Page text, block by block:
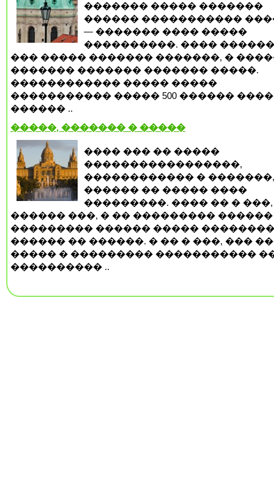
������� ����� �������
������ �����������
— ������� ���� �����
����������. ����
��� ����� ������� �������, �
������� ������� ������� �����.
������������ ����� �����
����������� ����� 500 ������
������ ..
�����, ������� � �����
���� ��� �� �����
�����������������,
������������ � �������,
������ �� ����� ����
���������. ���� �� �
������ ���, � �� ��������� ������
��������� ������ �����
������ �� ������. � �� � ���, ���
����� � ��������� �����������
���������� ..